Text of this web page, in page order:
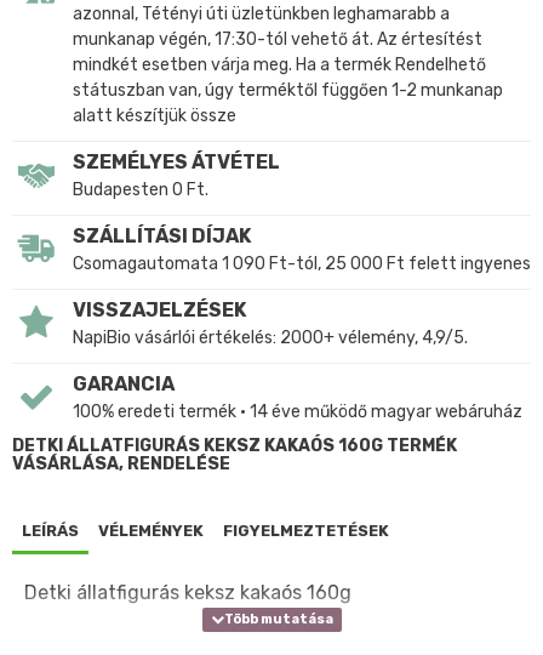
azonnal, Tétényi úti üzletünkben leghamarabb a
munkanap végén, 17:30-tól vehető át. Az értesítést
mindkét esetben várja meg. Ha a termék Rendelhető
státuszban van, úgy terméktől függően 1-2 munkanap
alatt készítjük össze
SZEMÉLYES ÁTVÉTEL
Budapesten 0 Ft.
SZÁLLÍTÁSI DÍJAK
Csomagautomata 1 090 Ft-tól, 25 000 Ft felett ingyenes
VISSZAJELZÉSEK
NapiBio vásárlói értékelés: 2000+ vélemény, 4,9/5.
GARANCIA
100% eredeti termék • 14 éve működő magyar webáruház
DETKI ÁLLATFIGURÁS KEKSZ KAKAÓS 160G TERMÉK
VÁSÁRLÁSA, RENDELÉSE
LEÍRÁS VÉLEMÉNYEK FIGYELMEZTETÉSEK
Detki állatfigurás keksz kakaós 160g